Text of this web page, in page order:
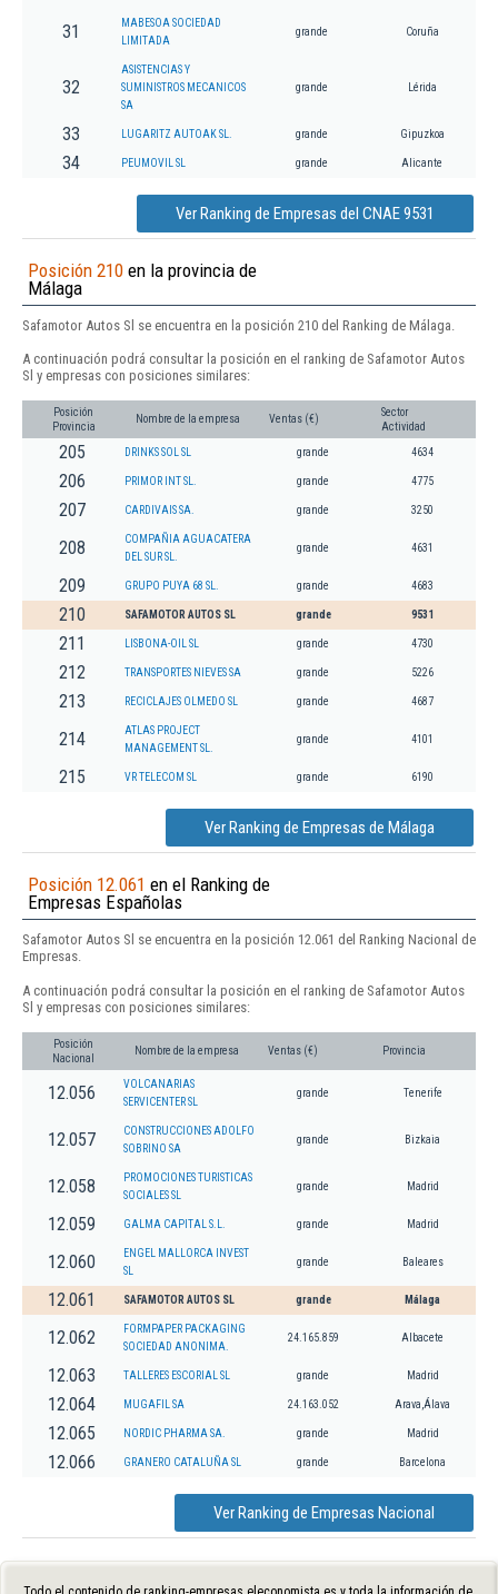
31
MABESOA SOCIEDAD
LIMITADA
grande Coruña
32
ASISTENCIAS Y
SUMINISTROS MECANICOS
SA
grande Lérida
33 LUGARITZ AUTOAK SL. grande Gipuzkoa
34 PEUMOVIL SL grande Alicante
Ver Ranking de Empresas del CNAE 9531
Posición 210 en la provincia de
Málaga
Safamotor Autos Sl se encuentra en la posición 210 del Ranking de Málaga.
A continuación podrá consultar la posición en el ranking de Safamotor Autos
Sl y empresas con posiciones similares:
Posición
Provincia
Nombre de la empresa Ventas (€)
Sector
Actividad
205 DRINKS SOL SL grande 4634
206 PRIMOR INT SL. grande 4775
207 CARDIVAIS SA. grande 3250
208
COMPAÑIA AGUACATERA
DEL SUR SL.
grande 4631
209 GRUPO PUYA 68 SL. grande 4683
210 SAFAMOTOR AUTOS SL grande 9531
211 LISBONA-OIL SL grande 4730
212 TRANSPORTES NIEVES SA grande 5226
213 RECICLAJES OLMEDO SL grande 4687
214
ATLAS PROJECT
MANAGEMENT SL.
grande 4101
215 VR TELECOM SL grande 6190
Ver Ranking de Empresas de Málaga
Posición 12.061 en el Ranking de
Empresas Españolas
Safamotor Autos Sl se encuentra en la posición 12.061 del Ranking Nacional de
Empresas.
A continuación podrá consultar la posición en el ranking de Safamotor Autos
Sl y empresas con posiciones similares:
Posición
Nacional
Nombre de la empresa Ventas (€) Provincia
12.056
VOLCANARIAS
SERVICENTER SL
grande Tenerife
12.057
CONSTRUCCIONES ADOLFO
SOBRINO SA
grande Bizkaia
12.058
PROMOCIONES TURISTICAS
SOCIALES SL
grande Madrid
12.059 GALMA CAPITAL S.L. grande Madrid
12.060
ENGEL MALLORCA INVEST
SL
grande Baleares
12.061 SAFAMOTOR AUTOS SL grande Málaga
12.062
FORMPAPER PACKAGING
SOCIEDAD ANONIMA.
24.165.859 Albacete
12.063 TALLERES ESCORIAL SL grande Madrid
12.064 MUGAFIL SA 24.163.052 Arava,Álava
12.065 NORDIC PHARMA SA. grande Madrid
12.066 GRANERO CATALUÑA SL grande Barcelona
Ver Ranking de Empresas Nacional